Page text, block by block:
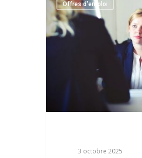
Offres d'emploi
3 octobre 2025